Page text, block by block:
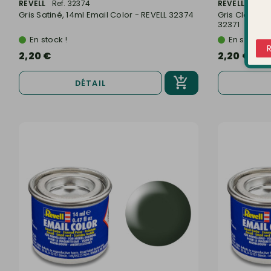
REVELL Ref. 32374
Gris Satiné, 14ml Email Color - REVELL 32374
En stock !
2,20 €
DÉTAIL
REVELL Ref.
Gris Clair
32371
En stock !
2,20 €